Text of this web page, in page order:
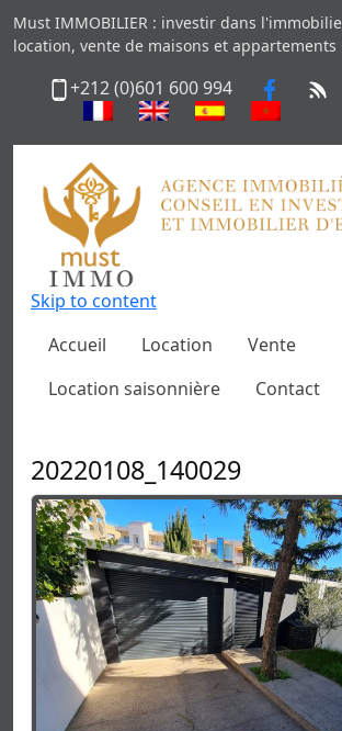
Must IMMOBILIER : investir dans
location, vente de maisons et appartements
+212 (0)601 600 994
Skip to content
Accueil
Location
Vente
Location saisonnière
Contact
20220108_140029